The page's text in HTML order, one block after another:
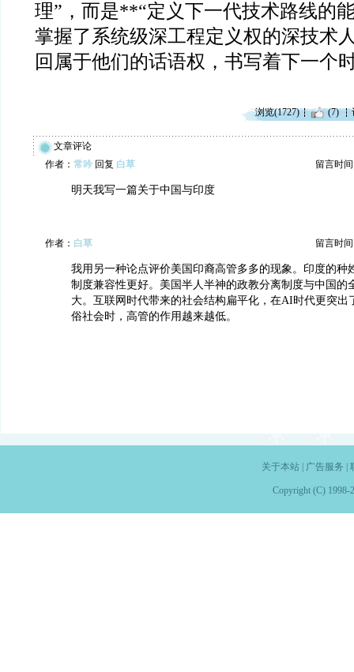
理”，而是**“定义下一代技术路线的
掌握了系统级深工程定义权的深技术
回属于他们的话语权，书写着下一个
浏览(1727) (7)
文章评论
作者： 常吟 回复 白草 留言时间
明天我写一篇关于中国与印度
作者： 白草 留言时间
我用另一种论点评价美国印裔高管多多的现象。印度的种
制度兼容性更好。美国半人半神的政教分离制度与中国的
大。互联网时代带来的社会结构扁平化，在AI时代更突出
俗社会时，高管的作用越来越低。
关于本站| 广告服务
Copyright (C) 1998-